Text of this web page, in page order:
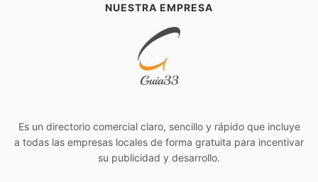
NUESTRA EMPRESA
Es un directorio comercial claro, sencillo y rápido que incluye
a todas las empresas locales de forma gratuita para incentivar
su publicidad y desarrollo.